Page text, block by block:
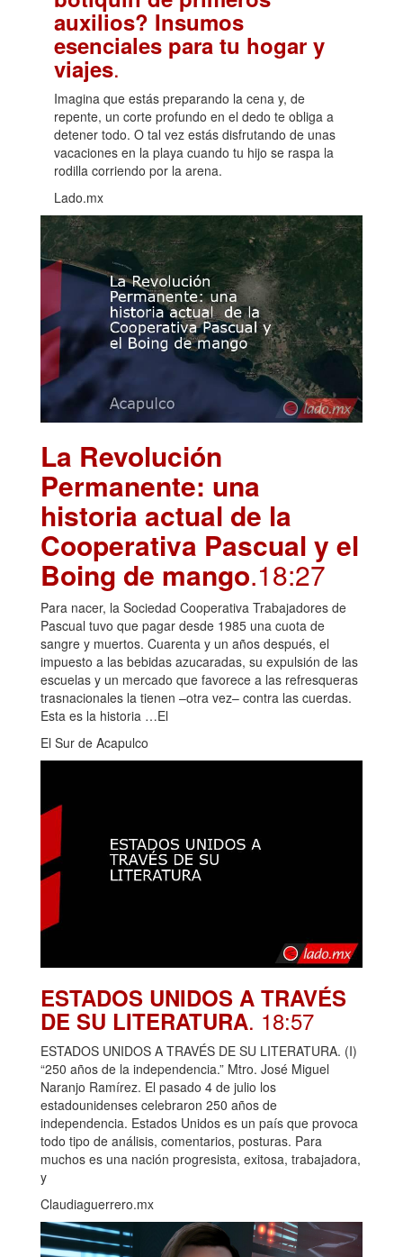
auxilios? Insumos
esenciales para tu hogar y
viajes.
Imagina que estás preparando la cena y, de
repente, un corte profundo en el dedo te obliga a
detener todo. O tal vez estás disfrutando de unas
vacaciones en la playa cuando tu hijo se raspa la
rodilla corriendo por la arena.
Lado.mx
La Revolución
Permanente: una
historia actual de la
Cooperativa Pascual y el
Boing de mango.18:27
Para nacer, la Sociedad Cooperativa Trabajadores de
Pascual tuvo que pagar desde 1985 una cuota de
sangre y muertos. Cuarenta y un años después, el
impuesto a las bebidas azucaradas, su expulsión de las
escuelas y un mercado que favorece a las refresqueras
trasnacionales la tienen –otra vez– contra las cuerdas.
Esta es la historia …El
El Sur de Acapulco
ESTADOS UNIDOS A TRAVÉS
DE SU LITERATURA. 18:57
ESTADOS UNIDOS A TRAVÉS DE SU LITERATURA. (I)
“250 años de la independencia.” Mtro. José Miguel
Naranjo Ramírez. El pasado 4 de julio los
estadounidenses celebraron 250 años de
independencia. Estados Unidos es un país que provoca
todo tipo de análisis, comentarios, posturas. Para
muchos es una nación progresista, exitosa, trabajadora,
y
Claudiaguerrero.mx